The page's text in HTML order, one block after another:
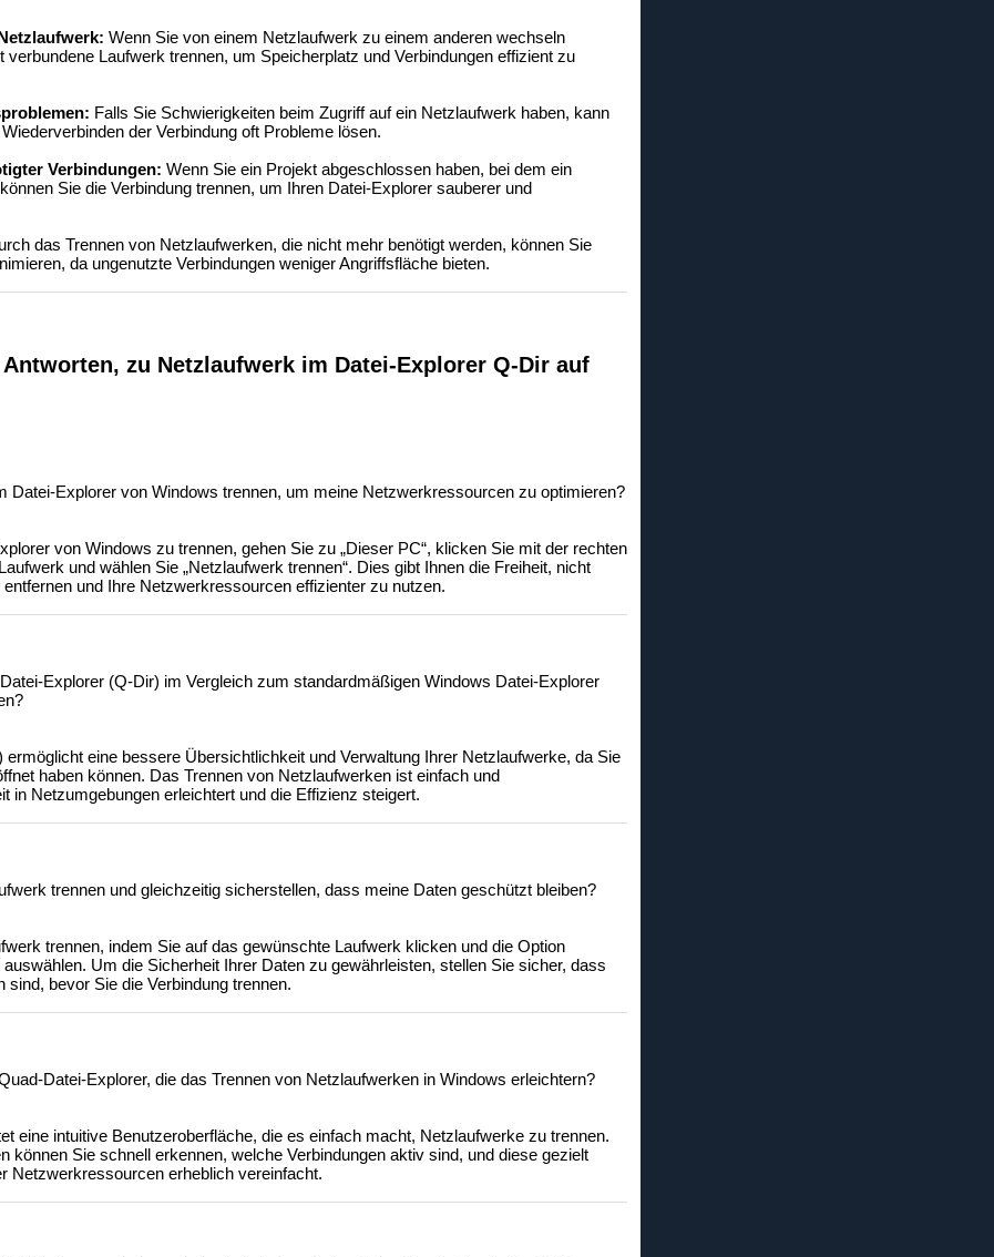
Wenn Sie von einem Netzlaufwerk zu einem anderen wechseln
Laufwerk trennen, um Speicherplatz und Verbindungen effizient zu
Falls Sie Schwierigkeiten beim Zugriff auf ein Netzlaufwerk haben, kann
der Verbindung oft Probleme lösen.
Verbindungen: Wenn Sie ein Projekt abgeschlossen haben, bei dem ein
Sie die Verbindung trennen, um Ihren Datei-Explorer sauberer und
das Trennen von Netzlaufwerken, die nicht mehr benötigt werden, können Sie
da ungenutzte Verbindungen weniger Angriffsfläche bieten.
zu Netzlaufwerk im Datei-Explorer Q-Dir auf
Datei-Explorer von Windows trennen, um meine Netzwerkressourcen zu optimieren?
von Windows zu trennen, gehen Sie zu „Dieser PC“, klicken Sie mit der rechten
und wählen Sie „Netzlaufwerk trennen“. Dies gibt Ihnen die Freiheit, nicht
und Ihre Netzwerkressourcen effizienter zu nutzen.
Explorer (Q-Dir) im Vergleich zum standardmäßigen Windows Datei-Explorer
eine bessere Übersichtlichkeit und Verwaltung Ihrer Netzlaufwerke, da Sie
haben können. Das Trennen von Netzlaufwerken ist einfach und
in Netzumgebungen erleichtert und die Effizienz steigert.
trennen und gleichzeitig sicherstellen, dass meine Daten geschützt bleiben?
trennen, indem Sie auf das gewünschte Laufwerk klicken und die Option
Um die Sicherheit Ihrer Daten zu gewährleisten, stellen Sie sicher, dass
bevor Sie die Verbindung trennen.
Datei-Explorer, die das Trennen von Netzlaufwerken in Windows erleichtern?
eine intuitive Benutzeroberfläche, die es einfach macht, Netzlaufwerke zu trennen.
können Sie schnell erkennen, welche Verbindungen aktiv sind, und diese gezielt
Netzwerkressourcen erheblich vereinfacht.